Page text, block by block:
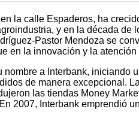
la calle Espaderos, ha
y en la década de
Pastor Mendoza se
en la innovación y la atención
nombre a Interbank, iniciando
de manera excepcional.
las tiendas Money
2007, Interbank emprendió